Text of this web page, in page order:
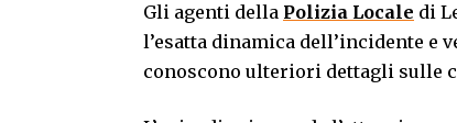
Gli agenti della Polizia Locale di
l’esatta dinamica dell’incidente e
conoscono ulteriori dettagli sulle